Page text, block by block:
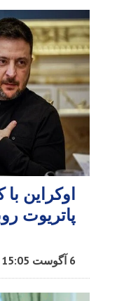
اوکراین
پاتریوت
6 آگوست 15:05